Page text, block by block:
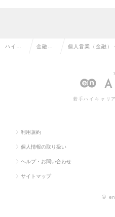
ハイク 金融系 個人営業（金融）
ンナー）の転職
若手ハイキャリ
利用規約
個人情報の取り扱い
ヘルプ・お問い合わせ
サイトマップ
©